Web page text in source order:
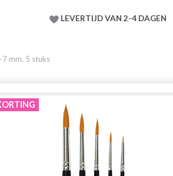
LEVERTIJD VAN 2-4 DAGEN
7 mm, 5 stuks